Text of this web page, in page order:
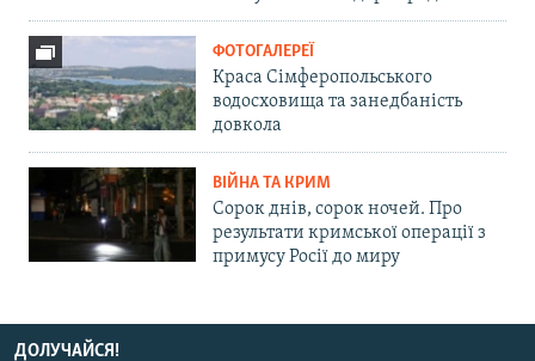
ФОТОГАЛЕРЕЇ
Краса Сімферопольського
водосховища та занедбаність
довкола
ВІЙНА ТА КРИМ
Сорок днів, сорок ночей. Про
результати кримської операції з
примусу Росії до миру
ДОЛУЧАЙСЯ!